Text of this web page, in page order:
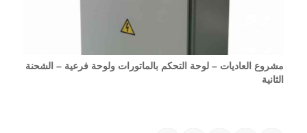
مشروع العاديات – لوحة التحكم بالماتورات ولوحة فرعية – الشحنة
الثانية